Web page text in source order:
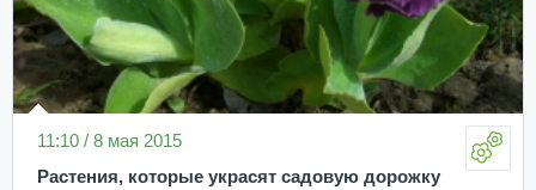
11:10 / 8 мая 2015
Растения, которые украсят садовую дорожку